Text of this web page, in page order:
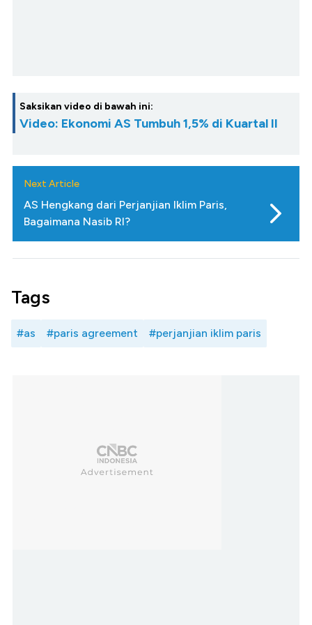
Saksikan video di bawah ini:
Video: Ekonomi AS Tumbuh 1,5% di Kuartal II
Next Article
AS Hengkang dari Perjanjian Iklim Paris,
Bagaimana Nasib RI?
Tags
#as #paris agreement #perjanjian iklim paris